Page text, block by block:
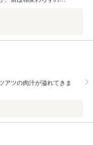
アツの肉汁が溢れてきま